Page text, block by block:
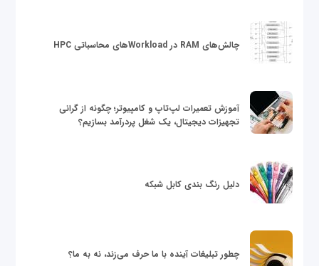
چالش‌های RAM در Workloadهای محاسباتی HPC
آموزش تعمیرات لپ‌تاپ و کامپیوتر؛ چگونه از گرانی
تجهیزات دیجیتال، یک شغل پردرآمد بسازیم؟
دلیل رنگ بندی کابل شبکه
چطور تبلیغات آینده با ما حرف می‌زند، نه به ما؟